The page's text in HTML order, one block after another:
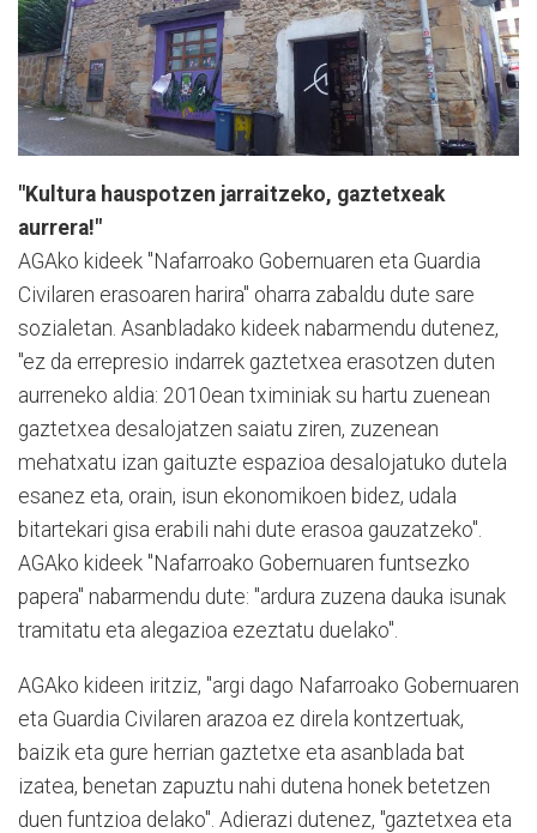
"Kultura hauspotzen jarraitzeko, gaztetxeak
aurrera!"
AGAko kideek "Nafarroako Gobernuaren eta Guardia
Civilaren erasoaren harira" oharra zabaldu dute sare
sozialetan. Asanbladako kideek nabarmendu dutenez,
"ez da errepresio indarrek gaztetxea erasotzen duten
aurreneko aldia: 2010ean tximiniak su hartu zuenean
gaztetxea desalojatzen saiatu ziren, zuzenean
mehatxatu izan gaituzte espazioa desalojatuko dutela
esanez eta, orain, isun ekonomikoen bidez, udala
bitartekari gisa erabili nahi dute erasoa gauzatzeko".
AGAko kideek "Nafarroako Gobernuaren funtsezko
papera" nabarmendu dute: "ardura zuzena dauka isunak
tramitatu eta alegazioa ezeztatu duelako".
AGAko kideen iritziz, "argi dago Nafarroako Gobernuaren
eta Guardia Civilaren arazoa ez direla kontzertuak,
baizik eta gure herrian gaztetxe eta asanblada bat
izatea, benetan zapuztu nahi dutena honek betetzen
duen funtzioa delako". Adierazi dutenez, "gaztetxea eta